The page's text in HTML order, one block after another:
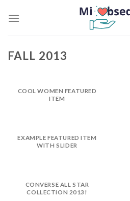
FALL 2013
COOL WOMEN FEATURED
ITEM
EXAMPLE FEATURED ITEM
WITH SLIDER
CONVERSE ALL STAR
COLLECTION 2013!